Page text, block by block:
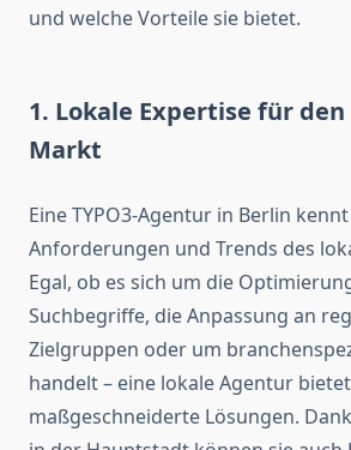
und welche Vorteile sie bietet.
1. Lokale Expertise für
Markt
Eine TYPO3-Agentur in Berlin
Anforderungen und Trends des
Egal, ob es sich um die
Suchbegriffe, die Anpassung an
Zielgruppen oder um
handelt – eine lokale Agentur bietet
maßgeschneiderte Lösungen.